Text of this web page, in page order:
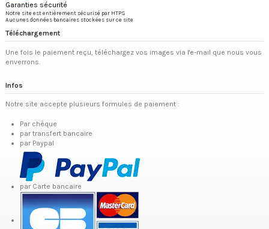
Garanties sécurité
Notre site est entièrement sécurisé par HTPS
Aucunes données bancaires stockées sur ce site
Téléchargement
Une fois le paiement reçu, téléchargez vos images via l'e-mail que nous vous
enverrons.
Infos
Notre site accepte plusieurs formules de paiement :
Par chèque
par transfert bancaire
par Paypal
par Carte bancaire